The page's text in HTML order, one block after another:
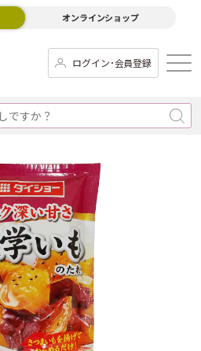
オンラインショップ
ログイン･会員登録